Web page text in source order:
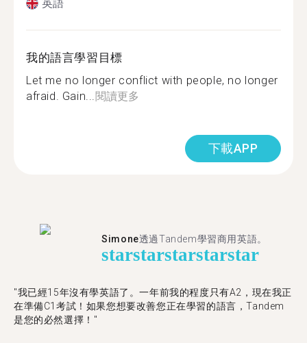
英語
我的語言學習目標
Let me no longer conflict with people, no longer
afraid. Gain...閱讀更多
下載APP
Simone透過Tandem學習商用英語。
starstarstarstarstar
"我已經15年沒有學英語了。一年前我的程度只有A2，現在我正
在準備C1考試！如果您想要改善您正在學習的語言，Tandem
是您的必然選擇！"